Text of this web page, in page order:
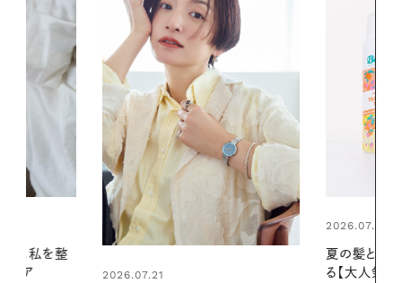
2026.07.24
る【大人気のドライシャンプー】 この
2026.06.01
真夏に向け
やりジェルと